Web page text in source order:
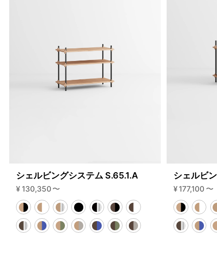
シェルビングシステム S.65.1.A
¥ 130,350 〜
シェルビ
¥ 177,100 〜